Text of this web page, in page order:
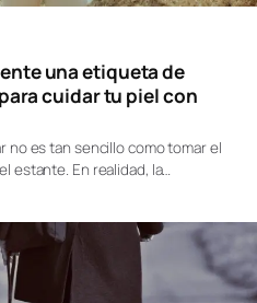
una etiqueta de
cuidar tu piel con
no es tan sencillo como tomar el
estante. En realidad, la…